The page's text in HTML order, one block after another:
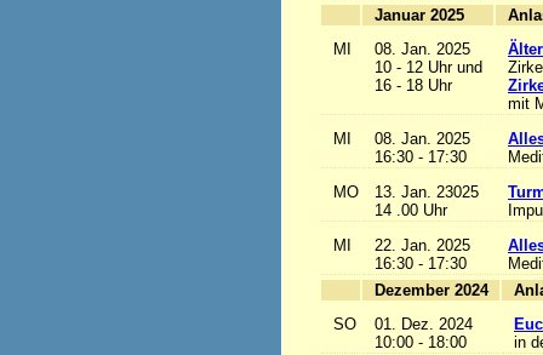
Januar 2025
MI
08. Jan. 2025
10 - 12 Uhr und
16 - 18 Uhr
mit
MI
08. Jan. 2025
16:30 - 17:30
MO
13. Jan. 23025
14 .00 Uhr
MI
22. Jan. 2025
16:30 - 17:30
Dezember 2024
SO
01. Dez. 2024
10:00 - 18:00
in